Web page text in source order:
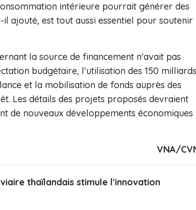
intérieure pourrait générer des
ajouté, est tout aussi essentiel pour soutenir
la source de financement n'avait pas
budgétaire, l'utilisation des 150 milliards
et la mobilisation de fonds auprès des
Les détails des projets proposés devraient
de nouveaux développements économiques
VNA/
thaïlandais stimule l'innovation